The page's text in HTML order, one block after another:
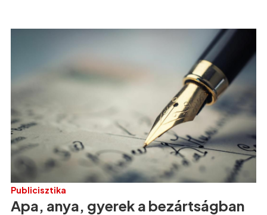
Publicisztika
Apa, anya, gyerek a bezártságban